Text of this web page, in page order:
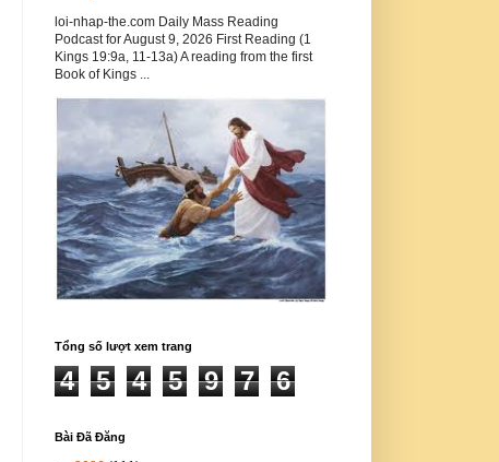
loi-nhap-the.com Daily Mass Reading
Podcast for August 9, 2026 First Reading (1
Kings 19:9a, 11-13a) A reading from the first
Book of Kings ...
Tổng số lượt xem trang
4 5 4 5 9 7 6
Bài Đã Đăng